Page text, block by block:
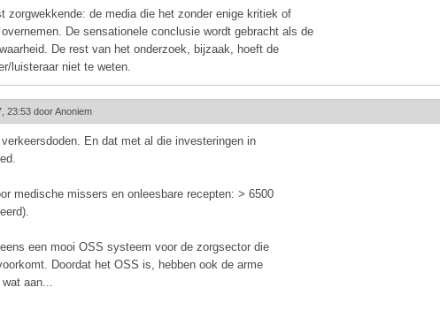
zorgwekkende: de media die het zonder enige kritiek of
De sensationele conclusie wordt gebracht als de
De rest van het onderzoek, bijzaak, hoeft de
luisteraar niet te weten.
23:53 doorAnoniem
En dat met al die investeringen in
medische missers en onleesbare recepten: > 6500
een mooi OSS systeem voor de zorgsector die
Doordat het OSS is, hebben ook de arme
wat aan...